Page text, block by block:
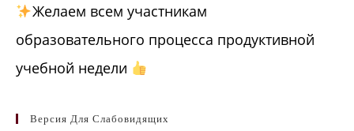
Желаем всем участникам
образовательного процесса продуктивной
учебной недели
Версия Для Слабовидящих